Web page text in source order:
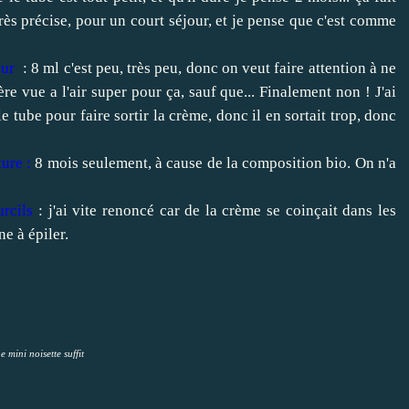
précise, pour un court séjour, et je pense que c'est comme
: 8 ml c'est peu, très peu, donc on veut faire attention à ne
vue a l'air super pour ça, sauf que... Finalement non ! J'ai
tube pour faire sortir la crème, donc il en sortait trop, donc
: 8 mois seulement, à cause de la composition bio. On n'a
: j'ai vite renoncé car de la crème se coinçait dans les
à épiler.
mini noisette suffit